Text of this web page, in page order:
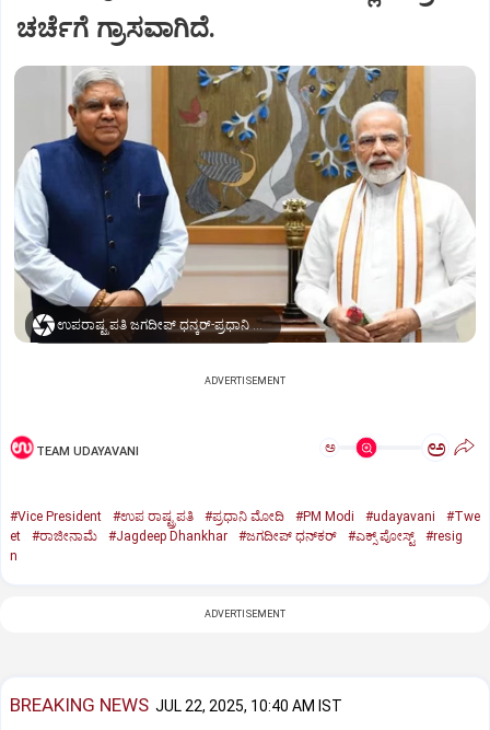
ಚರ್ಚೆಗೆ ಗ್ರಾಸವಾಗಿದೆ.
ಉಪರಾಷ್ಟ್ರಪತಿ ಜಗದೀಪ್‌ ಧನ್ಕರ್-ಪ್ರಧಾನಿ ಮೋದಿ
ADVERTISEMENT
TEAM UDAYAVANI ಅ ಅ
#Vice President #ಉಪ ರಾಷ್ಟ್ರಪತಿ #ಪ್ರಧಾನಿ ಮೋದಿ #PM Modi #udayavani
#Twe
et
#ರಾಜೀನಾಮೆ #Jagdeep Dhankhar #ಜಗದೀಪ್‌ ಧನ್‌ಕರ್‌ #ಎಕ್ಸ್‌ ಪೋಸ್ಟ್
#resig
n
ADVERTISEMENT
BREAKING NEWS JUL 22, 2025, 10:40 AM IST